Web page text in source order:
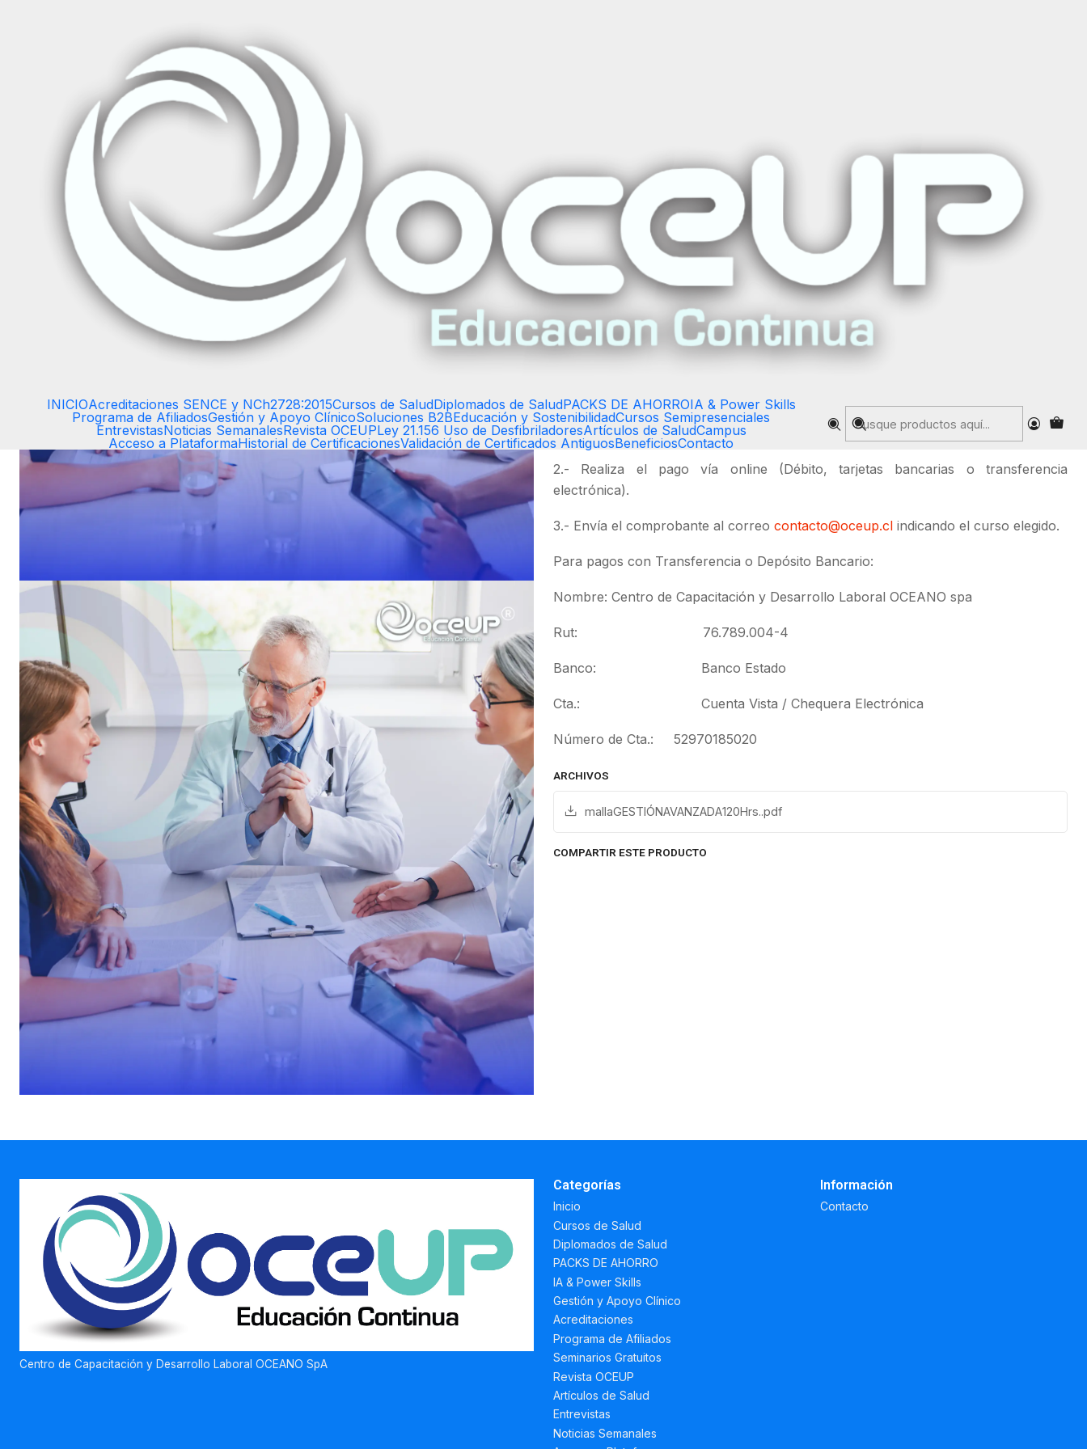
INICIOAcreditaciones SENCE y NCh2728:2015Cursos de SaludDiplomados de SaludPACKS DE AHORROIA & Power Skills
Programa de AfiliadosGestión y Apoyo ClínicoSoluciones B2BEducación y SostenibilidadCursos Semipresenciales
EntrevistasNoticias SemanalesRevista OCEUPLey 21.156 Uso de DesfibriladoresArtículos de SaludCampus
Acceso a PlataformaHistorial de CertificacionesValidación de Certificados AntiguosBeneficiosContacto
Agregar al carro
Agregar a la lista de favoritos
Mostrar stock de ubicaciones
DESCRIPCIÓN
Descarga el Programa del CursoAQUÍ
¿Cómo te inscribes?
1.- Revisa como realizar tu Inscripción haciendo clickAquí .
2.- Realiza el pago vía online (Débito, tarjetas bancarias o transferencia
electrónica).
3.- Envía el comprobante al correo contacto@oceup.cl indicando el curso elegido.
Para pagos con Transferencia o Depósito Bancario:
Nombre: Centro de Capacitación y Desarrollo Laboral OCEANO spa
Rut: 76.789.004-4
Banco: Banco Estado
Cta.: Cuenta Vista / Chequera Electrónica
Número de Cta.: 52970185020
ARCHIVOS
mallaGESTIÓNAVANZADA120Hrs..pdf
COMPARTIR ESTE PRODUCTO
Centro de Capacitación y Desarrollo Laboral OCEANO SpA
Categorías
Inicio
Cursos de Salud
Diplomados de Salud
PACKS DE AHORRO
IA & Power Skills
Gestión y Apoyo Clínico
Acreditaciones
Programa de Afiliados
Seminarios Gratuitos
Revista OCEUP
Artículos de Salud
Entrevistas
Noticias Semanales
Información
Contacto